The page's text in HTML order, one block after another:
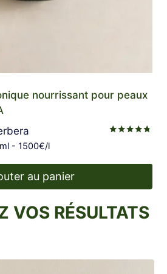
nourrissant pour peaux
- 1500€/l
au panier
VOS RÉSULTATS